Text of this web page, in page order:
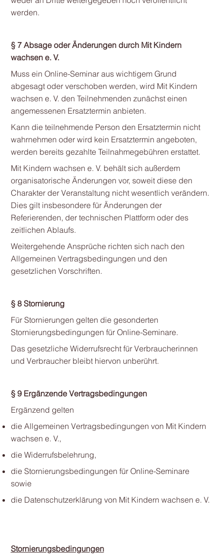
werden.
§ 7 Absage oder Änderungen durch Mit Kindern
wachsen e. V.
Muss ein Online-Seminar aus wichtigem Grund
abgesagt oder verschoben werden, wird Mit Kindern
wachsen e. V. den Teilnehmenden zunächst einen
angemessenen Ersatztermin anbieten.
Kann die teilnehmende Person den Ersatztermin nicht
wahrnehmen oder wird kein Ersatztermin angeboten,
werden bereits gezahlte Teilnahmegebühren erstattet.
Mit Kindern wachsen e. V. behält sich außerdem
organisatorische Änderungen vor, soweit diese den
Charakter der Veranstaltung nicht wesentlich verändern.
Dies gilt insbesondere für Änderungen der
Referierenden, der technischen Plattform oder des
zeitlichen Ablaufs.
Weitergehende Ansprüche richten sich nach den
Allgemeinen Vertragsbedingungen und den
gesetzlichen Vorschriften.
§ 8 Stornierung
Für Stornierungen gelten die gesonderten
Stornierungsbedingungen für Online-Seminare.
Das gesetzliche Widerrufsrecht für Verbraucherinnen
und Verbraucher bleibt hiervon unberührt.
§ 9 Ergänzende Vertragsbedingungen
Ergänzend gelten
die Allgemeinen Vertragsbedingungen von Mit Kindern
wachsen e. V.,
die Widerrufsbelehrung,
die Stornierungsbedingungen für Online-Seminare
sowie
die Datenschutzerklärung von Mit Kindern wachsen e. V.
Stornierungsbedingungen